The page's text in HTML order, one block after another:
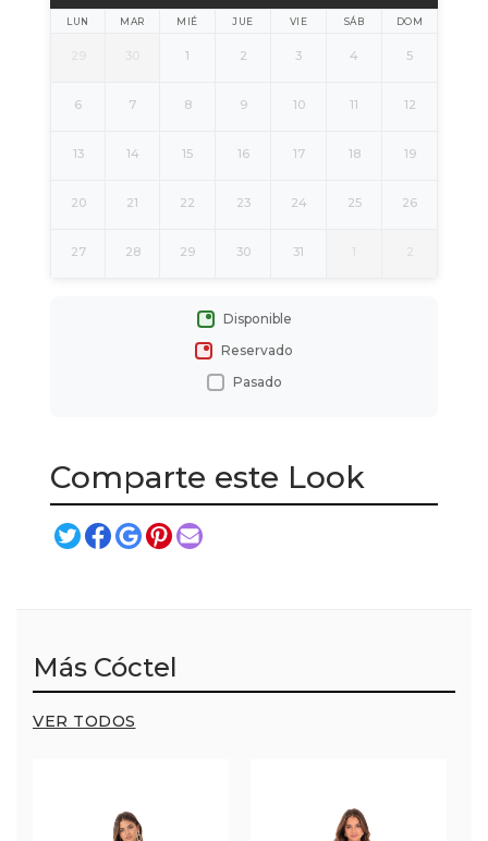
LUN MAR MIÉ JUE VIE SÁB DOM
29 30 1 2 3 4 5
6 7 8 9 10 11 12
13 14 15 16 17 18 19
20 21 22 23 24 25 26
27 28 29 30 31 1 2
Disponible
Reservado
Pasado
Comparte este Look
Más Cóctel
VER TODOS